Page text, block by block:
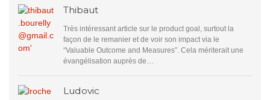
Thibaut
Très intéressant article sur le product goal, surtout la
façon de le remanier et de voir son impact via le
“Valuable Outcome and Measures”. Cela mériterait une
évangélisation auprès de…
Ludovic